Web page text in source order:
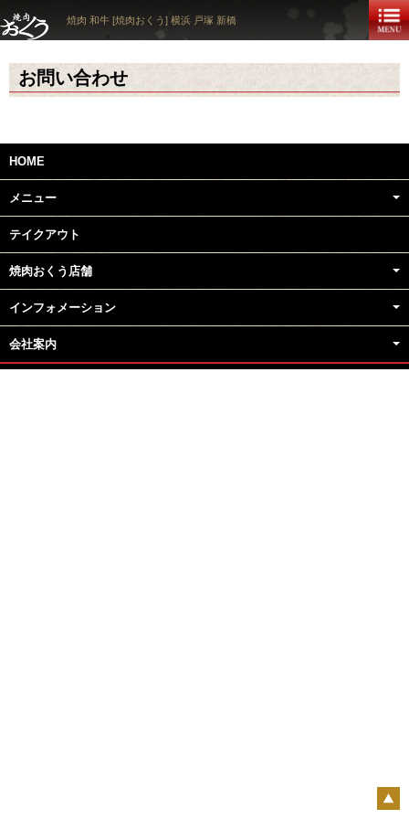
焼肉 和牛 [焼肉おくう] 横浜 戸塚 新橋
お問い合わせ
HOME
メニュー
テイクアウト
焼肉おくう店舗
インフォメーション
会社案内